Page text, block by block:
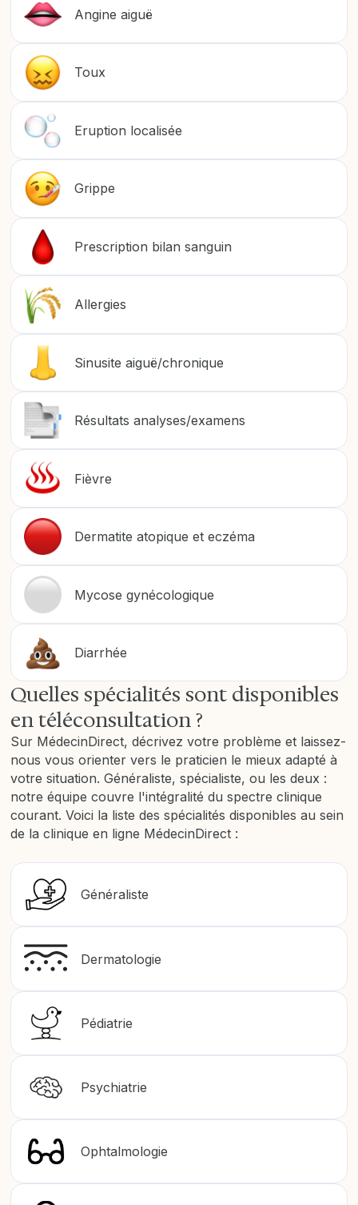
Angine aiguë
Toux
Eruption localisée
Grippe
Prescription bilan sanguin
Allergies
Sinusite aiguë/chronique
Résultats analyses/examens
Fièvre
Dermatite atopique et eczéma
Mycose gynécologique
Diarrhée
Quelles spécialités sont disponibles
en téléconsultation ?
Sur MédecinDirect, décrivez votre problème et laissez-
nous vous orienter vers le praticien le mieux adapté à
votre situation. Généraliste, spécialiste, ou les deux :
notre équipe couvre l'intégralité du spectre clinique
courant. Voici la liste des spécialités disponibles au sein
de la clinique en ligne MédecinDirect :
Généraliste
Dermatologie
Pédiatrie
Psychiatrie
Ophtalmologie